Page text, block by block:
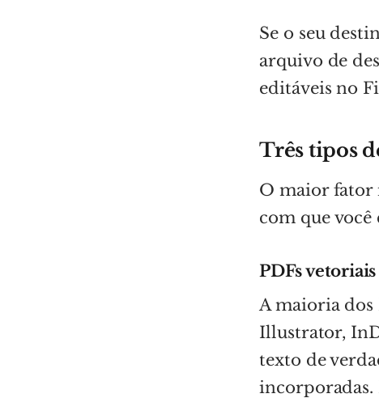
Se o seu
arquivo de
editáveis no
Três tipos
O maior fator
com que você
PDFs
A maioria dos
Illustrator,
texto de